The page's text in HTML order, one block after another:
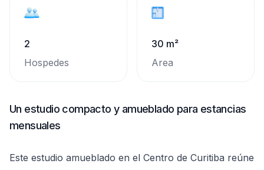
2
Hospedes
30 m²
Area
Un estudio compacto y amueblado para estancias
mensuales
Este estudio amueblado en el Centro de Curitiba reúne